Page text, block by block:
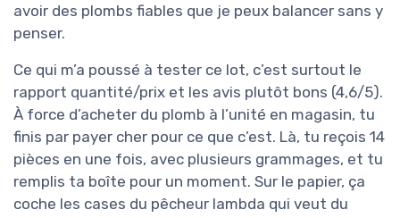
avoir des plombs fiables que je peux balancer sans y
penser.
Ce qui m’a poussé à tester ce lot, c’est surtout le
rapport quantité/prix et les avis plutôt bons (4,6/5).
À force d’acheter du plomb à l’unité en magasin, tu
finis par payer cher pour ce que c’est. Là, tu reçois 14
pièces en une fois, avec plusieurs grammages, et tu
remplis ta boîte pour un moment. Sur le papier, ça
coche les cases du pêcheur lambda qui veut du